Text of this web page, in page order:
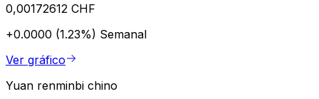
0,00172612 CHF
+0.0000 (1.23%) Semanal
Ver gráfico
Yuan renminbi chino